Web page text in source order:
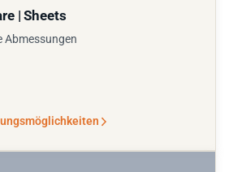
| Sheets
Abmessungen